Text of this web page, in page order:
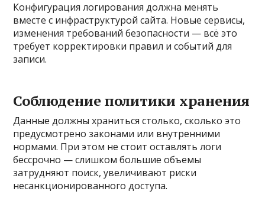
Конфигурация логирования должна менять
вместе с инфраструктурой сайта. Новые сервисы,
изменения требований безопасности — всё это
требует корректировки правил и событий для
записи.
Соблюдение политики хранения
Данные должны храниться столько, сколько это
предусмотрено законами или внутренними
нормами. При этом не стоит оставлять логи
бессрочно — слишком большие объемы
затрудняют поиск, увеличивают риски
несанкционированного доступа.